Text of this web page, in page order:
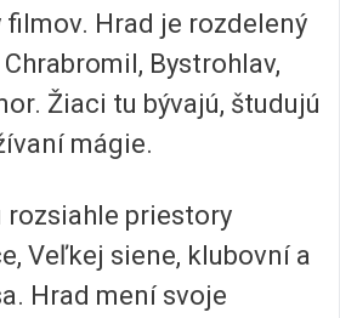
Hrad je rozdelený
Bystrohlav,
Žiaci tu bývajú, študujú
mágie.
rozsiahle priestory
Veľkej siene, klubovní a
Hrad mení svoje